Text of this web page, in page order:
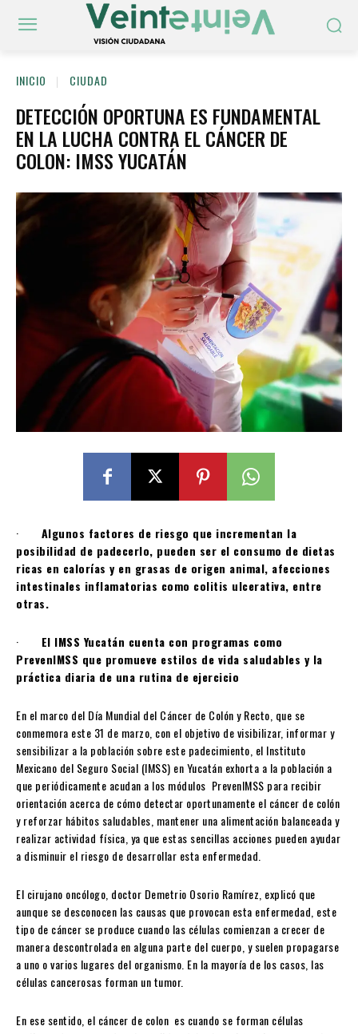
INICIO CIUDAD
DETECCIÓN OPORTUNA ES FUNDAMENTAL
EN LA LUCHA CONTRA EL CÁNCER DE
COLON: IMSS YUCATÁN
· Algunos factores de riesgo que incrementan la
posibilidad de padecerlo, pueden ser el consumo de dietas
ricas en calorías y en grasas de origen animal, afecciones
intestinales inflamatorias como colitis ulcerativa, entre
otras.
· El IMSS Yucatán cuenta con programas como
PrevenIMSS que promueve estilos de vida saludables y la
práctica diaria de una rutina de ejercicio
En el marco del Día Mundial del Cáncer de Colón y Recto, que se
conmemora este 31 de marzo, con el objetivo de visibilizar, informar y
sensibilizar a la población sobre este padecimiento, el Instituto
Mexicano del Seguro Social (IMSS) en Yucatán exhorta a la población a
que periódicamente acudan a los módulos PrevenIMSS para recibir
orientación acerca de cómo detectar oportunamente el cáncer de colón
y reforzar hábitos saludables, mantener una alimentación balanceada y
realizar actividad física, ya que estas sencillas acciones pueden ayudar
a disminuir el riesgo de desarrollar esta enfermedad.
El cirujano oncólogo, doctor Demetrio Osorio Ramírez, explicó que
aunque se desconocen las causas que provocan esta enfermedad, este
tipo de cáncer se produce cuando las células comienzan a crecer de
manera descontrolada en alguna parte del cuerpo, y suelen propagarse
a uno o varios lugares del organismo. En la mayoría de los casos, las
células cancerosas forman un tumor.
En ese sentido, el cáncer de colon es cuando se forman células